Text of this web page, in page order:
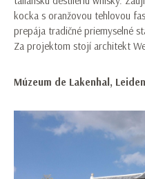
kocka s oranžovou tehlovou
prepája tradičné priemyselné
Za projektom stojí architekt
Múzeum de Lakenhal,